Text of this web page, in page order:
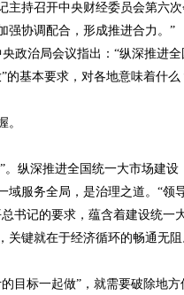
主持召开中央财经委员会第六
强协调配合，形成推进合力。”
政治局会议指出：“纵深推进
的基本要求，对各地意味着什
。
。纵深推进全国统一大市场建
域服务全局，是治理之道。“
书记的要求，蕴含着建设统一
关键就在于经济循环的畅通无
目标一起做”，就需要破除地